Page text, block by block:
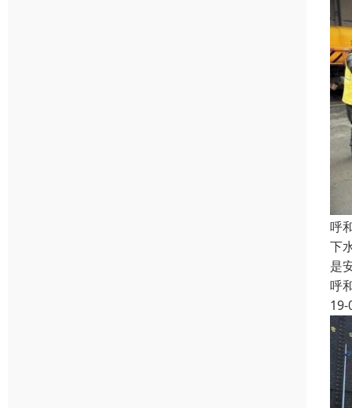
呼
下
是
呼
19-